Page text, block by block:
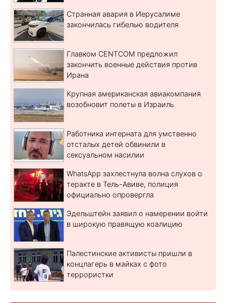
Странная авария в Иерусалиме
закончилась гибелью водителя
Главком CENTCOM предложил
закончить военные действия против
Ирана
Крупная американская авиакомпания
возобновит полеты в Израиль
Работника интерната для умственно
отсталых детей обвинили в
сексуальном насилии
WhatsApp захлестнула волна слухов о
теракте в Тель-Авиве, полиция
официально опровергла
Эдельштейн заявил о намерении войти
в широкую правящую коалицию
Палестинские активисты пришли в
концлагерь в майках с фото
террористки